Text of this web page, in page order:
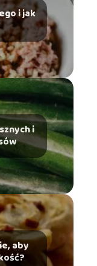
i jak
i
aby